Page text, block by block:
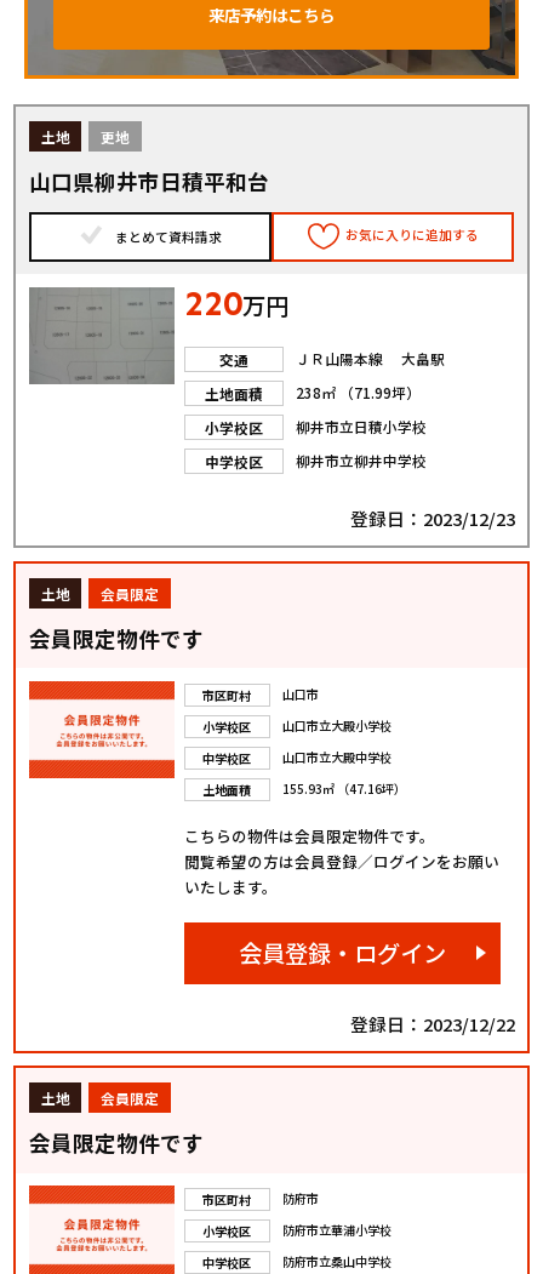
来店予約はこちら
土地 更地
山口県柳井市日積平和台
まとめて資料請求 お気に入りに追加する
220万円
交通
ＪＲ山陽本線 大畠駅
土地面積
238㎡ （71.99坪）
小学校区
柳井市立日積小学校
中学校区
柳井市立柳井中学校
登録日：2023/12/23
土地 会員限定
会員限定物件です
市区町村
山口市
小学校区
山口市立大殿小学校
中学校区
山口市立大殿中学校
土地面積
155.93㎡ （47.16坪）
こちらの物件は会員限定物件です。
閲覧希望の方は会員登録／ログインをお願い
いたします。
会員登録・ログイン
登録日：2023/12/22
土地 会員限定
会員限定物件です
市区町村
防府市
小学校区
防府市立華浦小学校
中学校区
防府市立桑山中学校